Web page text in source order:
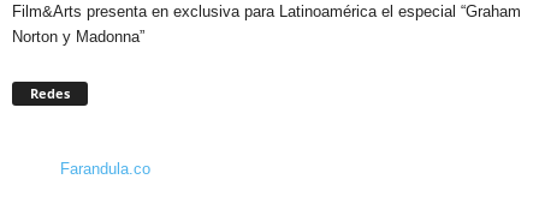
Film&Arts presenta en exclusiva para Latinoamérica el especial “Graham
Norton y Madonna”
Redes
Farandula.co